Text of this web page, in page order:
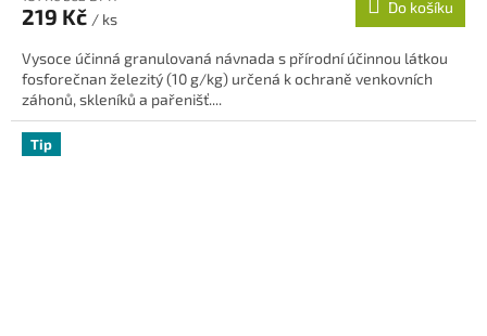
je
z
5
hvězdiček.
219 Kč / ks
Do košíku
Vysoce účinná granulovaná návnada s přírodní účinnou látkou
fosforečnan železitý (10 g/kg) určená k ochraně venkovních
záhonů, skleníků a pařenišť....
Tip